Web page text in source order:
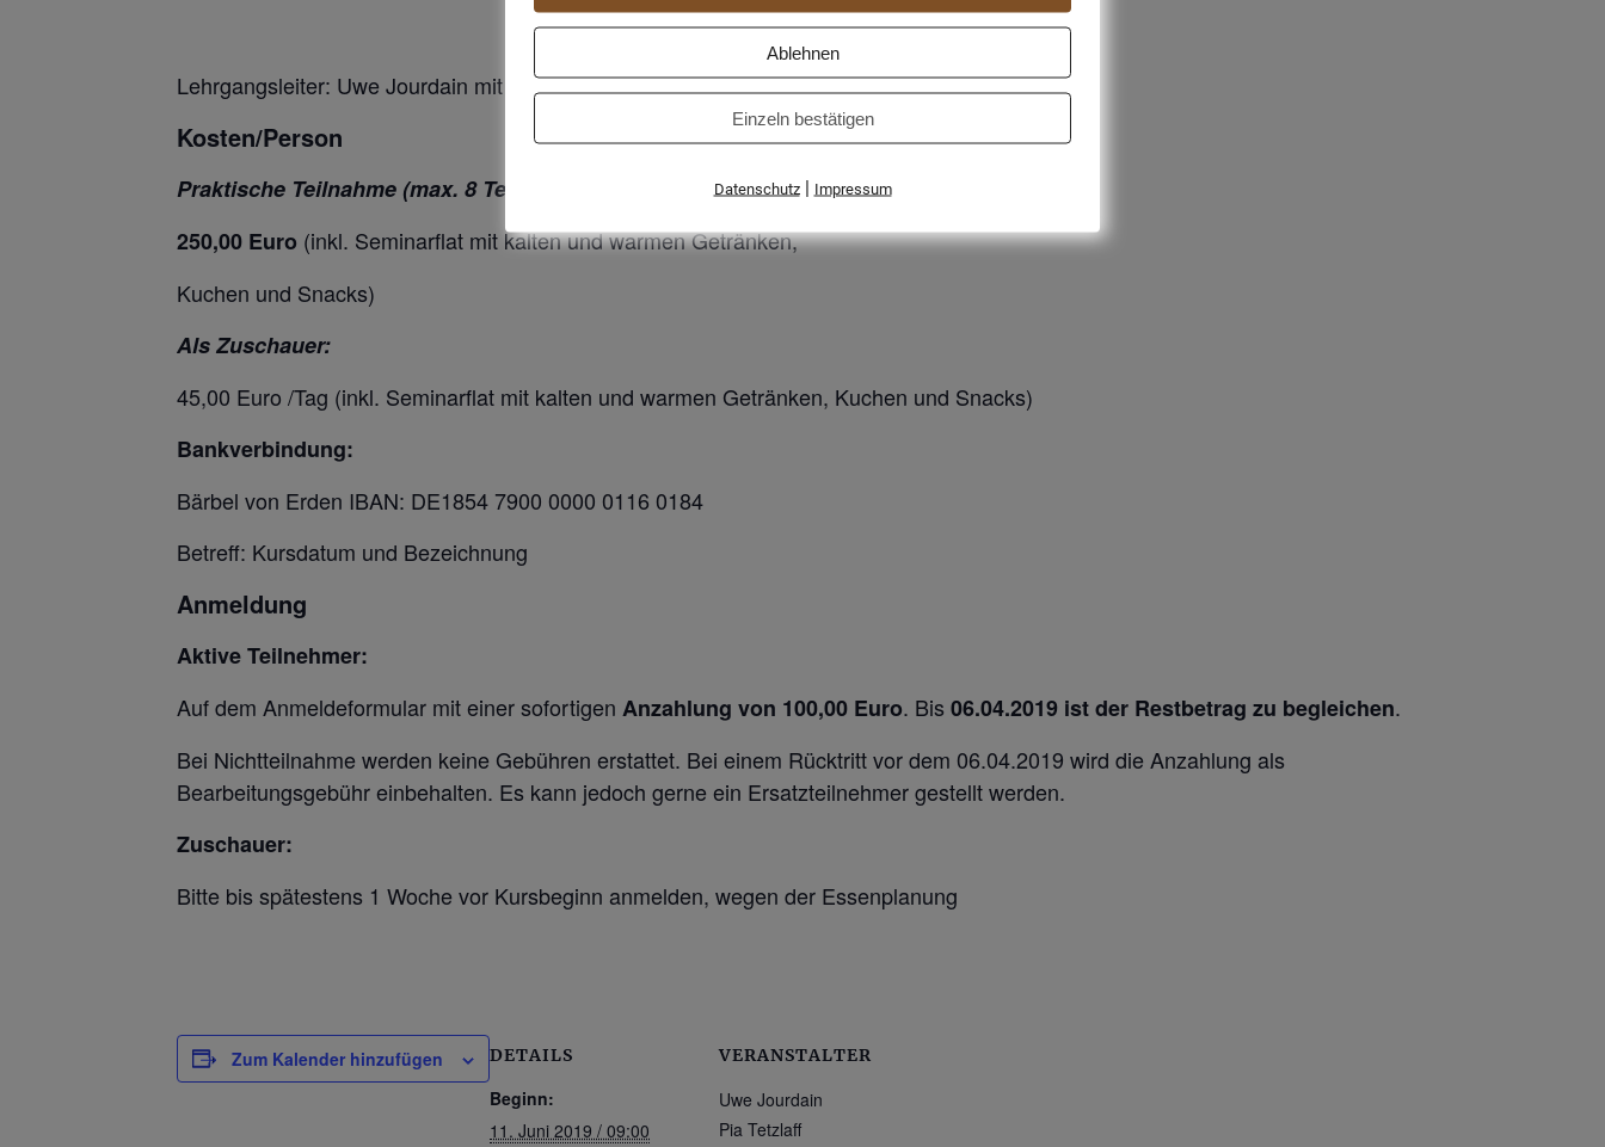
Lehrgangsleiter: Uwe Jourdain mit Co-Trainerin Pia Tetzlaff
Kosten/Person
Praktische Teilnahme (max. 8 Teilnehmer):
250,00 Euro (inkl. Seminarflat mit kalten und warmen Getränken,
Kuchen und Snacks)
Als Zuschauer:
45,00 Euro /Tag (inkl. Seminarflat mit kalten und warmen Getränken, Kuchen und Snacks)
Bankverbindung:
Bärbel von Erden IBAN: DE1854 7900 0000 0116 0184
Betreff: Kursdatum und Bezeichnung
Anmeldung
Aktive Teilnehmer:
Auf dem Anmeldeformular mit einer sofortigen Anzahlung von 100,00 Euro. Bis 06.04.2019 ist der Restbetrag zu begleichen.
Bei Nichtteilnahme werden keine Gebühren erstattet. Bei einem Rücktritt vor dem 06.04.2019 wird die Anzahlung als
Bearbeitungsgebühr einbehalten. Es kann jedoch gerne ein Ersatzteilnehmer gestellt werden.
Zuschauer:
Bitte bis spätestens 1 Woche vor Kursbeginn anmelden, wegen der Essenplanung
Zum Kalender hinzufügen DETAILS
Beginn:
11. Juni 2019 / 09:00
VERANSTALTER
Uwe Jourdain
Pia Tetzlaff
Ablehnen
Einzeln bestätigen
Datenschutz| Impressum